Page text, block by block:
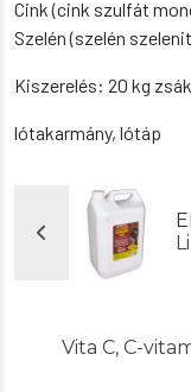
Cink (cink szulfát
Szelén (szelén
Kiszerelés: 20 kg zsák
lótakarmány, lótáp
Vita C, C-